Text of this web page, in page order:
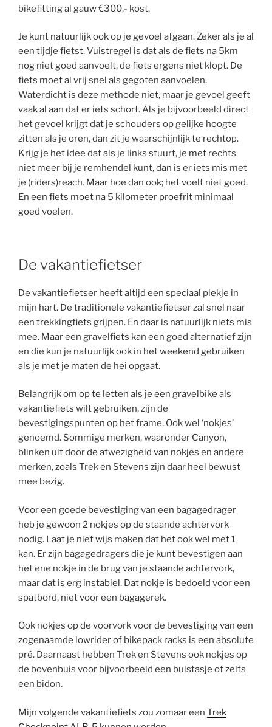
bikefitting al gauw €300,- kost.
Je kunt natuurlijk ook op je gevoel afgaan. Zeker als je al
een tijdje fietst. Vuistregel is dat als de fiets na 5km
nog niet goed aanvoelt, de fiets ergens niet klopt. De
fiets moet al vrij snel als gegoten aanvoelen.
Waterdicht is deze methode niet, maar je gevoel geeft
vaak al aan dat er iets schort. Als je bijvoorbeeld direct
het gevoel krijgt dat je schouders op gelijke hoogte
zitten als je oren, dan zit je waarschijnlijk te rechtop.
Krijg je het idee dat als je links stuurt, je met rechts
niet meer bij je remhendel kunt, dan is er iets mis met
je (riders)reach. Maar hoe dan ook; het voelt niet goed.
En een fiets moet na 5 kilometer proefrit minimaal
goed voelen.
De vakantiefietser
De vakantiefietser heeft altijd een speciaal plekje in
mijn hart. De traditionele vakantiefietser zal snel naar
een trekkingfiets grijpen. En daar is natuurlijk niets mis
mee. Maar een gravelfiets kan een goed alternatief zijn
en die kun je natuurlijk ook in het weekend gebruiken
als je met je maten de hei opgaat.
Belangrijk om op te letten als je een gravelbike als
vakantiefiets wilt gebruiken, zijn de
bevestigingspunten op het frame. Ook wel ‘nokjes’
genoemd. Sommige merken, waaronder Canyon,
blinken uit door de afwezigheid van nokjes en andere
merken, zoals Trek en Stevens zijn daar heel bewust
mee bezig.
Voor een goede bevestiging van een bagagedrager
heb je gewoon 2 nokjes op de staande achtervork
nodig. Laat je niet wijs maken dat het ook wel met 1
kan. Er zijn bagagedragers die je kunt bevestigen aan
het ene nokje in de brug van je staande achtervork,
maar dat is erg instabiel. Dat nokje is bedoeld voor een
spatbord, niet voor een bagagerek.
Ook nokjes op de voorvork voor de bevestiging van een
zogenaamde lowrider of bikepack racks is een absolute
pré. Daarnaast hebben Trek en Stevens ook nokjes op
de bovenbuis voor bijvoorbeeld een buistasje of zelfs
een bidon.
Mijn volgende vakantiefiets zou zomaar een Trek